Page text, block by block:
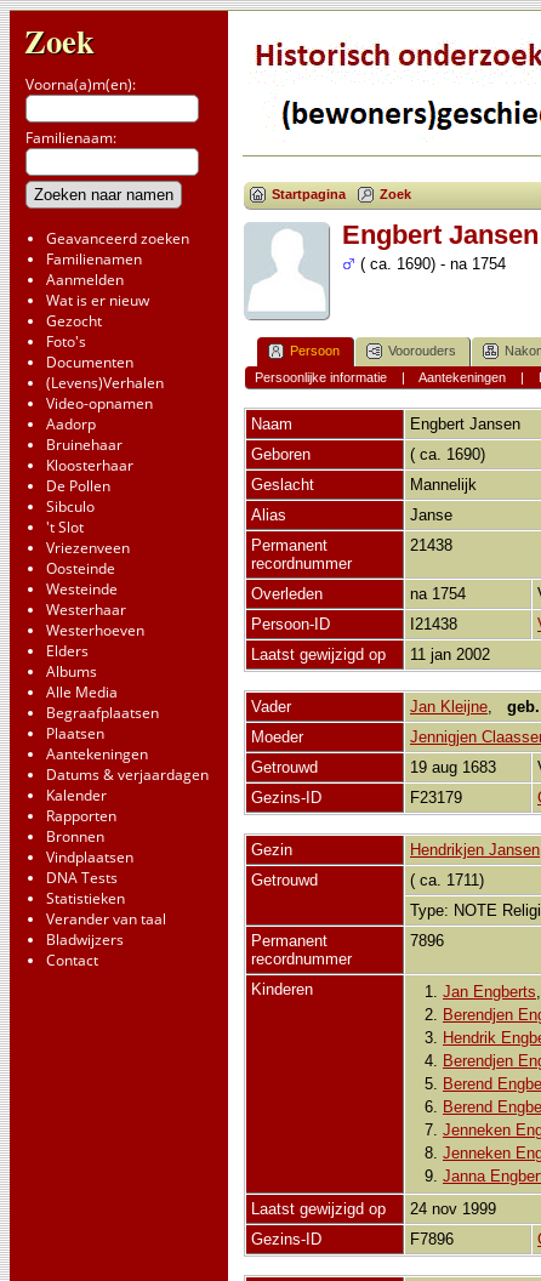
Zoek
Voorna(a)m(en):
Familienaam:
Geavanceerd zoeken
Familienamen
Aanmelden
Wat is er nieuw
Gezocht
Foto's
Documenten
(Levens)Verhalen
Video-opnamen
Aadorp
Bruinehaar
Kloosterhaar
De Pollen
Sibculo
't Slot
Vriezenveen
Oosteinde
Westeinde
Westerhaar
Westerhoeven
Elders
Albums
Alle Media
Begraafplaatsen
Plaatsen
Aantekeningen
Datums & verjaardagen
Kalender
Rapporten
Bronnen
Vindplaatsen
DNA Tests
Statistieken
Verander van taal
Bladwijzers
Contact
Startpagina Zoek
Engbert Jansen
( ca. 1690) - na 1754
Persoon Voorouders
Persoonlijke informatie| Aantekeningen|
Naam Engbert Jansen
Geboren
( ca. 1690)
Geslacht
Mannelijk
Alias
Janse
Permanent
recordnummer
21438
Overleden na 1754
Persoon-ID
I21438
Laatst gewijzigd op
11 jan 2002
Vader Jan Kleijne, geb.
Moeder
Jennigjen
Getrouwd
19 aug 1683
Gezins-ID
F23179
Gezin Hendrikjen Jansen
Getrouwd
( ca. 1711)
Type: NOTE
Permanent
recordnummer
7896
Kinderen 1. Jan Engberts
2. Berendjen
3. Hendrik
4. Berendjen
5. Berend
6. Berend
7. Jenneken
8. Jenneken
9. Janna
Laatst gewijzigd op
24 nov 1999
Gezins-ID
F7896